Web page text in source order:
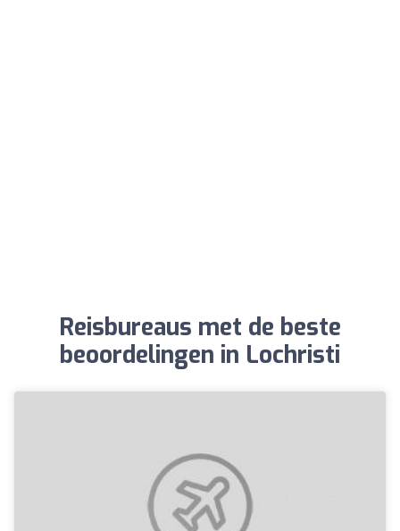
Reisbureaus met de beste
beoordelingen in Lochristi